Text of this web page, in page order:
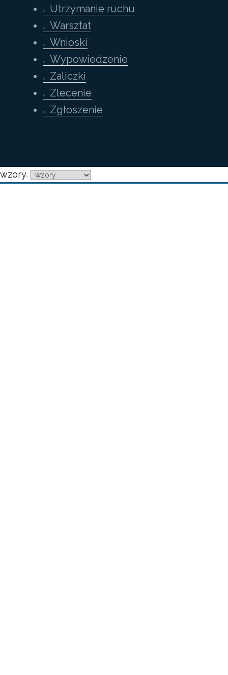
Utrzymanie ruchu
Warsztat
Wnioski
Wypowiedzenie
Zaliczki
Zlecenie
Zgłoszenie
wzory